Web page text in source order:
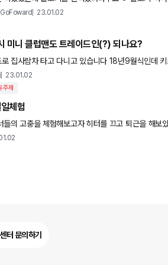
정말
GoFoward 23.01.02
미니 클럽맨도 트레이드인(?) 되나요?
집사람차 타고 다니고 있습니다 18년9월식인데 키로수
23.01.02
주제
체험
을 체험해보고자 히터를 끄고 퇴근을 해보았습니다. 와 개춥네요.. 0도 밖에 안되는데 무릎이 이
터 문의하기